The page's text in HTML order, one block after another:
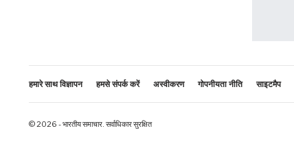
हमारे साथ विज्ञापन हमसे संपर्क करें अस्वीकरण गोपनीयता नीति साइटमैप
© 2026 - भारतीय समाचार. सर्वाधिकार सुरक्षित